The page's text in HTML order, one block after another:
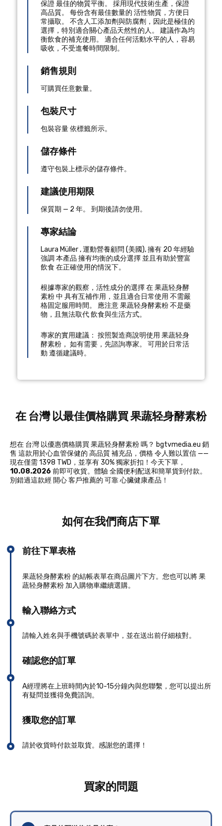
保證 最佳的物質平衡。 採用現代技術生產，保證
高品質。 每份含有最佳數量的 活性物質，方便日
常攝取。 不含人工添加劑與防腐劑，因此是極佳的
選擇，特別適合關心產品天然性的人。 建議作為均
衡飲食的補充使用。 適合任何活動水平的人，容易
吸收，不受進餐時間限制。
銷售規則
可購買任意數量。
包裝尺寸
包裝容量 依標籤所示。
儲存條件
遵守包裝上標示的儲存條件。
建議使用期限
保質期 — 2 年。 到期後請勿使用。
專家結論
Laura Müller,運動營養顧問 (美國), 擁有 20 年經驗
強調 本產品 擁有均衡的成分選擇 並且有助於豐富
飲食 在正確使用的情況下。
根據專家的觀察，活性成分的選擇 在 果蔬轻身酵
素粉 中 具有互補作用，並且適合日常使用 不需嚴
格固定服用時間。 應注意 果蔬轻身酵素粉 不是藥
物，且無法取代 飲食與生活方式。
專家的實用建議： 按照製造商說明使用 果蔬轻身
酵素粉， 如有需要，先諮詢專家。 可用於日常活
動 遵循建議時。
在 台灣 以最佳價格購買 果蔬轻身酵素粉
想在 台灣 以優惠價格購買 果蔬轻身酵素粉 嗎？ bgtvmedia.eu 銷
售 這款用於心血管保健的 高品質 補充品，價格 令人難以置信 ——
現在僅需 1398 TWD，並享有 30% 獨家折扣！今天下單，
10.08.2026 前即可收貨。體驗 全國便利配送和簡單貨到付款。
別錯過這款經 開心 客戶推薦的 可靠 心臟健康產品！
如何在我們商店下單
前往下單表格
果蔬轻身酵素粉 的結帳表單在商品圖片下方。您也可以將 果
蔬轻身酵素粉 加入購物車繼續選購。
輸入聯絡方式
請輸入姓名與手機號碼於表單中，並在送出前仔細核對。
確認您的訂單
A經理將在上班時間內於10-15分鐘內與您聯繫，您可以提出所
有疑問並獲得免費諮詢。
獲取您的訂單
請於收貨時付款並取貨。感謝您的選擇！
買家的問題